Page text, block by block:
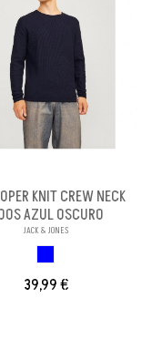
KNIT CREW NECK
AZUL OSCURO
JACK & JONES
39,99 €